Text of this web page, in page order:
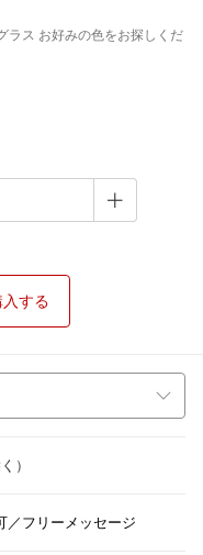
ラス お好みの色をお探しくだ
する
）
／フリーメッセージ